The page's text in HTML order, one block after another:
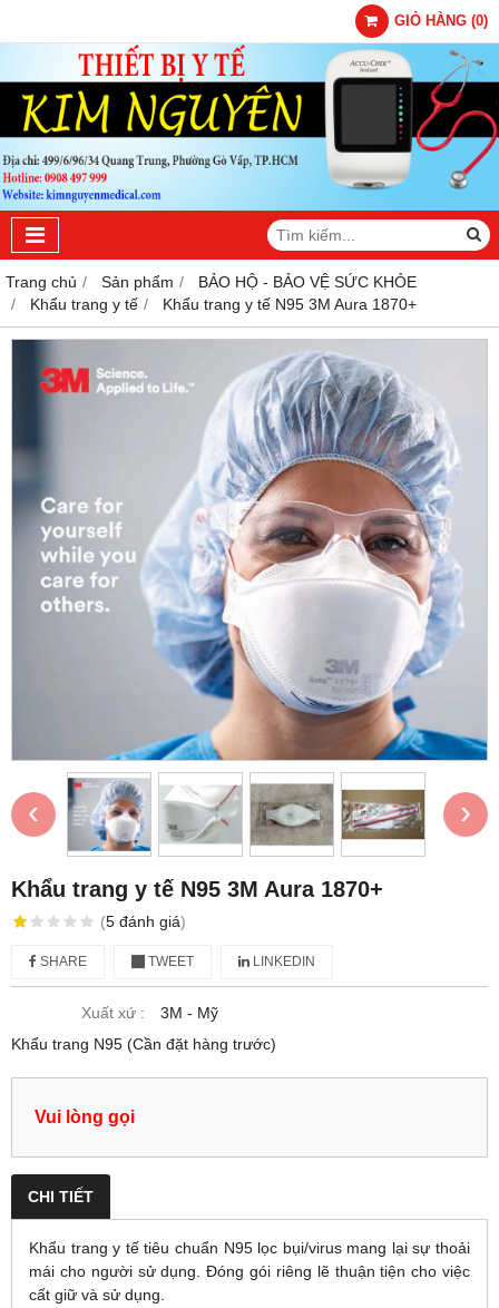
GIỎ HÀNG (0)
Trang chủ Sản phẩm
BẢO HỘ - BẢO VỆ SỨC KHỎE
Khẩu trang y tế
Khẩu trang y tế N95 3M Aura 1870+
‹ ›
Khẩu trang y tế N95 3M Aura 1870+
(5 đánh giá)
SHARE TWEET LINKEDIN
Xuất xứ :
3M - Mỹ
Khẩu trang N95 (Cần đặt hàng trước)
Vui lòng gọi
CHI TIẾT
Khẩu trang y tế tiêu chuẩn N95 lọc bụi/virus mang lại sự thoải
mái cho người sử dụng. Đóng gói riêng lẽ thuận tiện cho việc
cất giữ và sử dụng.